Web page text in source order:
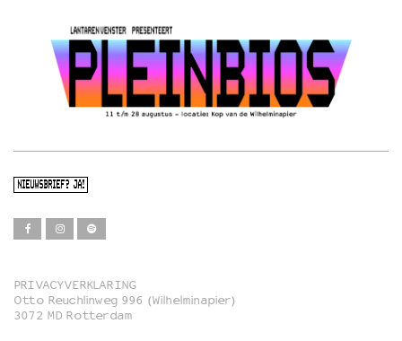
NIEUWSBRIEF? JA!
Film
PRIVACYVERKLARING
Otto Reuchlinweg 996 (Wilhelminapier)
3072 MD Rotterdam